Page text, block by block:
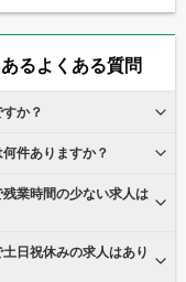
るよくある質問
か？
件ありますか？
業時間の少ない求人は
日祝休みの求人はあり